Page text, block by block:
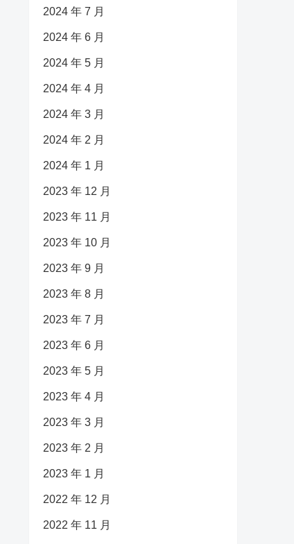
2024 年 7 月
2024 年 6 月
2024 年 5 月
2024 年 4 月
2024 年 3 月
2024 年 2 月
2024 年 1 月
2023 年 12 月
2023 年 11 月
2023 年 10 月
2023 年 9 月
2023 年 8 月
2023 年 7 月
2023 年 6 月
2023 年 5 月
2023 年 4 月
2023 年 3 月
2023 年 2 月
2023 年 1 月
2022 年 12 月
2022 年 11 月